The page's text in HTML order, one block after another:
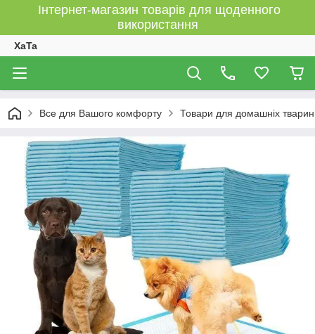
Інтернет-магазин товарів для щоденного
використання
XaTa
Все для Вашого комфорту Товари для домашніх тварин